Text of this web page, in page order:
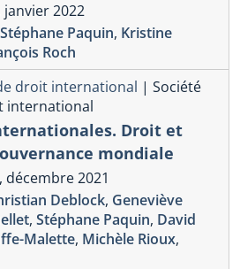
2022
Stéphane Paquin, Kristine
Roch
droit international | Société
international
Droit et
mondiale
2021
Deblock, Geneviève
, Stéphane Paquin, David
Malette, Michèle Rioux,